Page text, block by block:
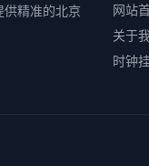
精准的北京
网站
关于
时钟